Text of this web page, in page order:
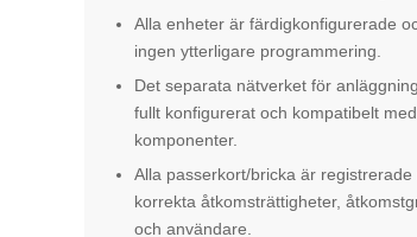
Alla enheter är färdigkonfigurerade
ingen ytterligare programmering.
Det separata nätverket för
fullt konfigurerat och kompatibelt
komponenter.
Alla passerkort/bricka är registrerade
korrekta åtkomsträttigheter,
och användare.